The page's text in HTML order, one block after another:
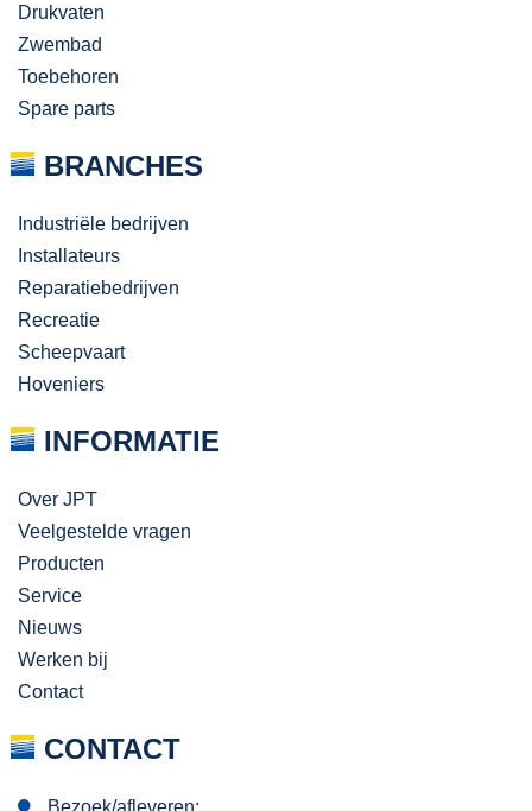
Drukvaten
Zwembad
Toebehoren
Spare parts
BRANCHES
Industriële bedrijven
Installateurs
Reparatiebedrijven
Recreatie
Scheepvaart
Hoveniers
INFORMATIE
Over JPT
Veelgestelde vragen
Producten
Service
Nieuws
Werken bij
Contact
CONTACT
Bezoek/afleveren: